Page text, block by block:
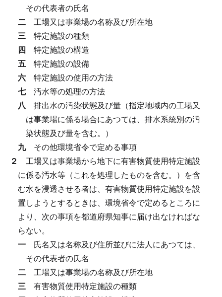
その代表者の氏名
二 工場又は事業場の名称及び所在地
三 特定施設の種類
四 特定施設の構造
五 特定施設の設備
六 特定施設の使用の方法
七 汚水等の処理の方法
八 排出水の汚染状態及び量（指定地域内の工場又
は事業場に係る場合にあつては、排水系統別の汚
染状態及び量を含む。）
九 その他環境省令で定める事項
２ 工場又は事業場から地下に有害物質使用特定施設
に係る汚水等（これを処理したものを含む。）を含
む水を浸透させる者は、有害物質使用特定施設を設
置しようとするときは、環境省令で定めるところに
より、次の事項を都道府県知事に届け出なければな
らない。
一 氏名又は名称及び住所並びに法人にあつては、
その代表者の氏名
二 工場又は事業場の名称及び所在地
三 有害物質使用特定施設の種類